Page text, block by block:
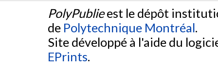
PolyPublieest le dépôt
de Polytechnique Montréal.
Site développé à l'aide du
EPrints.